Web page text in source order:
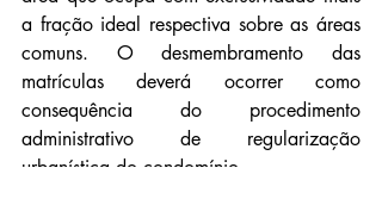
a fração ideal respectiva sobre as áreas
comuns. O desmembramento das
matrículas deverá ocorrer como
consequência do procedimento
administrativo de regularização
urbanística do condomínio.